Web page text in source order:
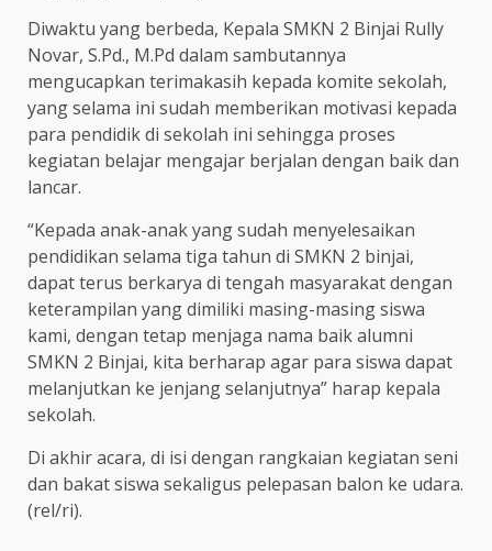
Diwaktu yang berbeda, Kepala SMKN 2 Binjai Rully
Novar, S.Pd., M.Pd dalam sambutannya
mengucapkan terimakasih kepada komite sekolah,
yang selama ini sudah memberikan motivasi kepada
para pendidik di sekolah ini sehingga proses
kegiatan belajar mengajar berjalan dengan baik dan
lancar.
“Kepada anak-anak yang sudah menyelesaikan
pendidikan selama tiga tahun di SMKN 2 binjai,
dapat terus berkarya di tengah masyarakat dengan
keterampilan yang dimiliki masing-masing siswa
kami, dengan tetap menjaga nama baik alumni
SMKN 2 Binjai, kita berharap agar para siswa dapat
melanjutkan ke jenjang selanjutnya” harap kepala
sekolah.
Di akhir acara, di isi dengan rangkaian kegiatan seni
dan bakat siswa sekaligus pelepasan balon ke udara.
(rel/ri).